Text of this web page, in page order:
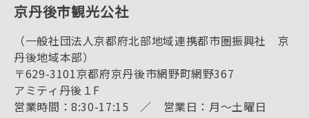
観光
海水浴
キャンプ
お宿探し
宿泊・日帰り予約（空室検索）
予約照会・予約キャンセル
宿泊施設一覧（お宿比較ページ）
アクセス
お知らせ
イベント情報
京丹後市観光公社
（一般社団法人京都府北部地域連携都市圏振興社 京
丹後地域本部）
〒629-3101京都府京丹後市網野町網野367
アミティ丹後１F
営業時間：8:30-17:15 ／ 営業日：月～土曜日